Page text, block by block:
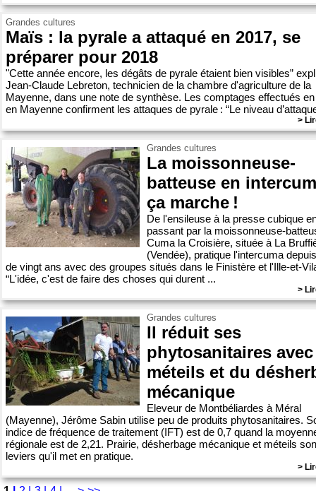
Grandes cultures
Maïs : la pyrale a attaqué en 2017, se
préparer pour 2018
"Cette année encore, les dégâts de pyrale étaient bien visibles”
Jean-Claude Lebreton, technicien de la chambre d'agriculture de la
Mayenne, dans une note de synthèse. Les comptages effectués
en Mayenne confirment les attaques de pyrale : “Le niveau
>
Grandes cultures
La moissonneuse-
batteuse en
ça marche !
De l'ensileuse à la presse cubique
passant par la moissonneuse-
Cuma la Croisière, située à La
(Vendée), pratique l'intercuma
de vingt ans avec des groupes situés dans le Finistère et l'Ille-et-
“L'idée, c'est de faire des choses qui durent ...
>
Grandes cultures
Il réduit ses
phytosanitaires
méteils et du
mécanique
Eleveur de Montbéliardes à Méral
(Mayenne), Jérôme Sabin utilise peu de produits phytosanitaires.
indice de fréquence de traitement (IFT) est de 0,7 quand la
régionale est de 2,21. Prairie, désherbage mécanique et méteils
leviers qu'il met en pratique.
>